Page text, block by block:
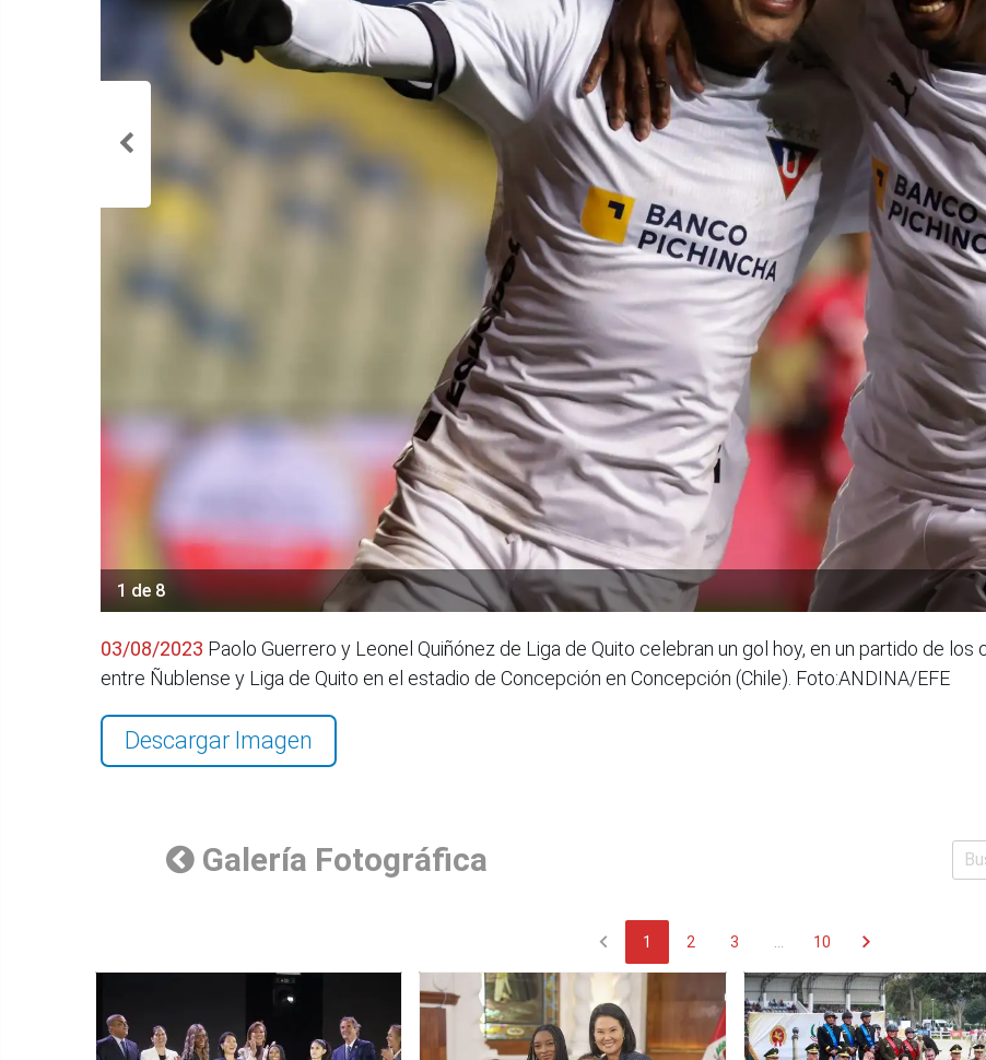
1 de 8
03/08/2023 Paolo Guerrero y Leonel Quiñónez de Liga de Quito celebran un gol hoy, en un partido de
entre Ñublense y Liga de Quito en el estadio de Concepción en Concepción (Chile). Foto:ANDINA/EFE
Descargar Imagen
Galería Fotográfica
chevron_left 1 2 3 10 chevron_right